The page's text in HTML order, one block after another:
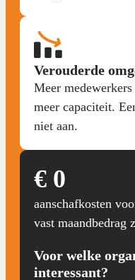
Verouderde
Meer
meer capaciteit.
niet aan.
€ 0
aanschafkosten
vast maandbedrag
Voor welke
interessant?